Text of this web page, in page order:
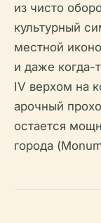
из чисто
культурный
местной
и даже когда-
IV верхом на
арочный
остается
города